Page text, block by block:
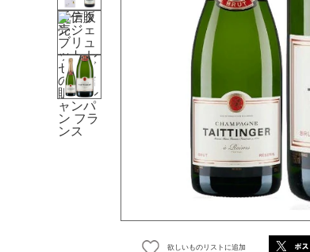
欲しいものリストに追加